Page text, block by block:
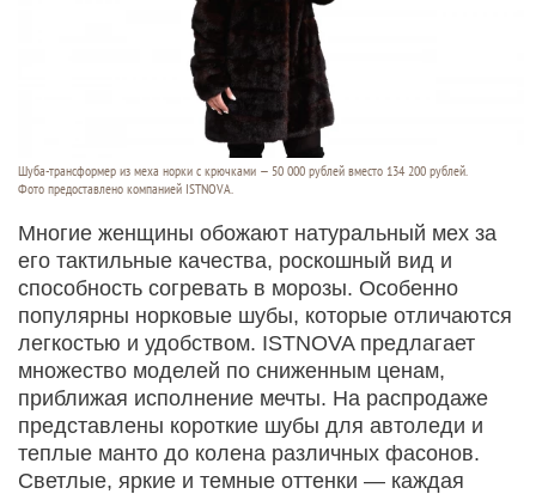
Шуба-трансформер из меха норки с крючками — 50 000 рублей вместо 134 200 рублей.
Фото предоставлено компанией ISTNOVA.
Многие женщины обожают натуральный мех за
его тактильные качества, роскошный вид и
способность согревать в морозы. Особенно
популярны норковые шубы, которые отличаются
легкостью и удобством. ISTNOVA предлагает
множество моделей по сниженным ценам,
приближая исполнение мечты. На распродаже
представлены короткие шубы для автоледи и
теплые манто до колена различных фасонов.
Светлые, яркие и темные оттенки — каждая